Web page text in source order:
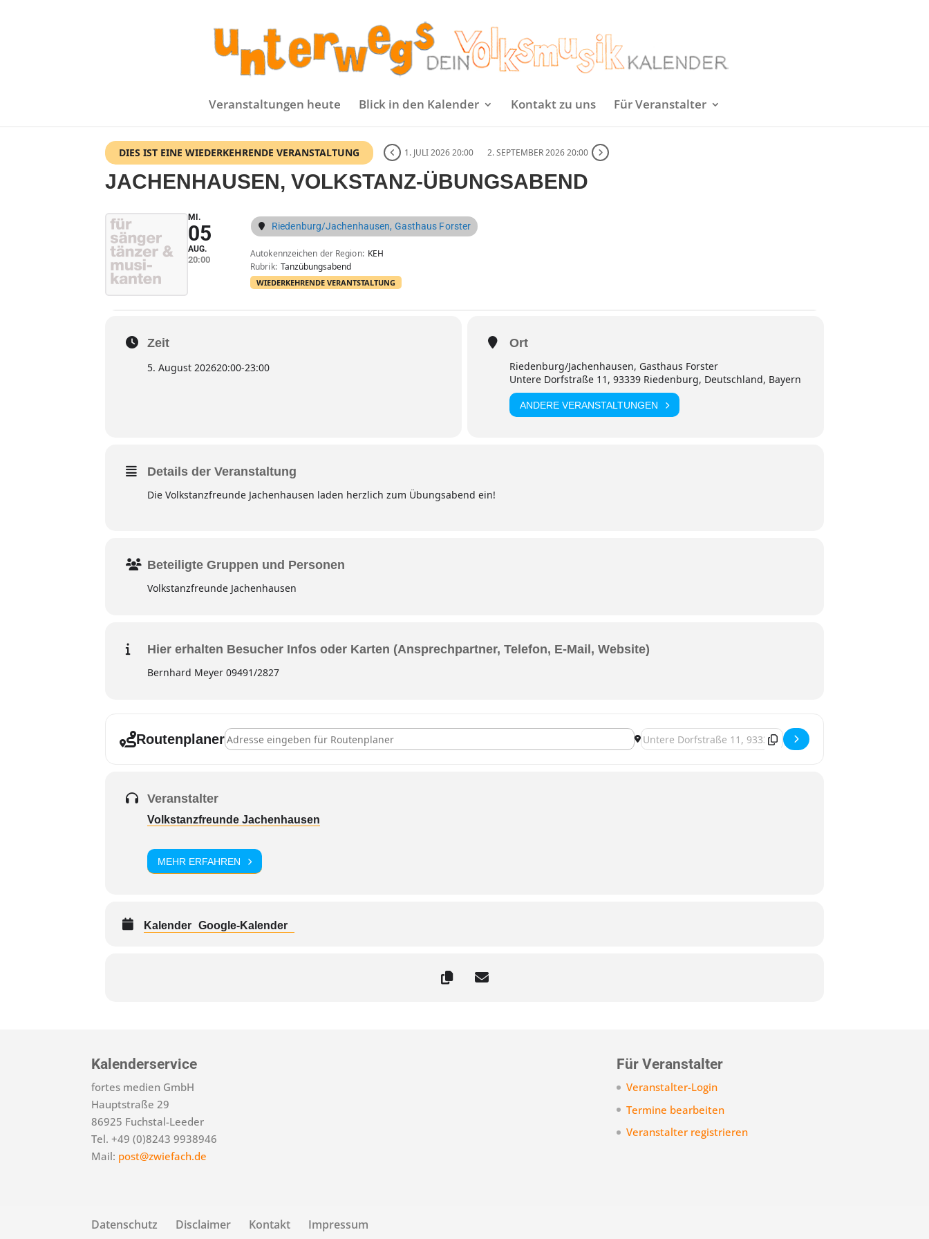
Veranstaltungen heute Blick in den Kalender Kontakt zu uns Für Veranstalter
DIES IST EINE WIEDERKEHRENDE VERANSTALTUNG 1. JULI 2026 20:00 2. SEPTEMBER 2026 20:00
JACHENHAUSEN, VOLKSTANZ-ÜBUNGSABEND
MI.
05
AUG.
20:00
Riedenburg/Jachenhausen, Gasthaus Forster
Autokennzeichen der Region KEH
Rubrik Tanzübungsabend
WIEDERKEHRENDE VERANTSTALTUNG
Zeit
5. August 202620:00-23:00
Ort
Riedenburg/Jachenhausen, Gasthaus Forster
Untere Dorfstraße 11, 93339 Riedenburg, Deutschland, Bayern
ANDERE VERANSTALTUNGEN
Details der Veranstaltung
Die Volkstanzfreunde Jachenhausen laden herzlich zum Übungsabend ein!
Beteiligte Gruppen und Personen
Volkstanzfreunde Jachenhausen
Hier erhalten Besucher Infos oder Karten (Ansprechpartner, Telefon, E-Mail, Website)
Bernhard Meyer 09491/2827
RoutenplanerAdresse - Jachenhausen, Volkstanz-Übungsabend [EjtrPgozF] Zieladresse - Jachenhausen, Volkstanz-Übungsabend
Veranstalter
Volkstanzfreunde Jachenhausen
MEHR ERFAHREN
Kalender Google-Kalender
Kalenderservice
fortes medien GmbH
Hauptstraße 29
86925 Fuchstal-Leeder
Tel. +49 (0)8243 9938946
Mail: post@zwiefach.de
Für Veranstalter
Veranstalter-Login
Termine bearbeiten
Veranstalter registrieren
Datenschutz Disclaimer Kontakt Impressum